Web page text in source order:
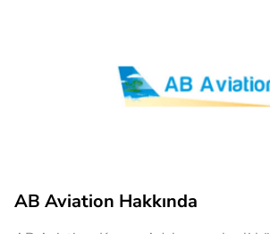
AB Aviation Hakkında